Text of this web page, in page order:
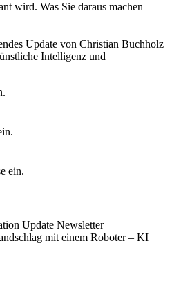
wird. Was Sie daraus machen
Update von Christian Buchholz
Intelligenz und
ein.